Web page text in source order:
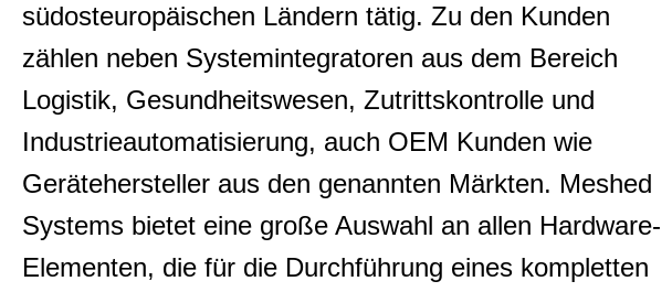
südosteuropäischen Ländern tätig. Zu den Kunden
zählen neben Systemintegratoren aus dem Bereich
Logistik, Gesundheitswesen, Zutrittskontrolle und
Industrieautomatisierung, auch OEM Kunden wie
Gerätehersteller aus den genannten Märkten. Meshed
Systems bietet eine große Auswahl an allen Hardware-
Elementen, die für die Durchführung eines kompletten